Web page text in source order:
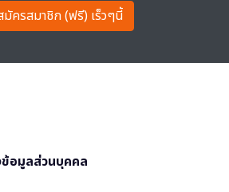
มัครสมาชิก (ฟรี) เร็วๆนี้
อมูลส่วนบุคคล